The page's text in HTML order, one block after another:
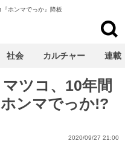
『ホンマでっか』降板
ツコ、10年間
ンマでっか!?
2020/09/27 21:00
社会 カルチャー 連載